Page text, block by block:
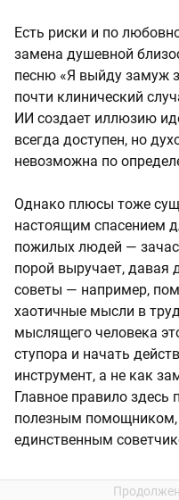
Есть риски и по
замена душевной
песню «Я выйду замуж
почти клинический
ИИ создает иллюзию
всегда доступен, но
невозможна по
Однако плюсы тоже
настоящим спасением
пожилых людей —
порой выручает, давая
советы — например,
хаотичные мысли в
мыслящего человека
ступора и начать
инструмент, а не как
Главное правило
полезным помощником,
единственным